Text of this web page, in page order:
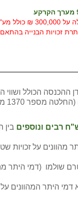
האמור לא יחול על חוכרים
זכויות הבנייה בהתאם
הכולל ושווי
רבים ונוספים
שולמו (דמי היתר
קרקע במגרשים ששטחם (מ"ר) 540 – 281,